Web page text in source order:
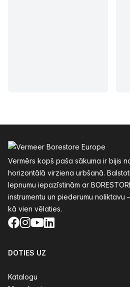
Vermērs kopš paša sākuma ir bijis
horizontālā virziena urbšanā.
lepnumu iepazīstinām ar
instrumentu un piederumu noliktavu
kā vien vēlaties.
Facebook
Instagram
YouTube
LinkedIn
DOTIES UZ
Katalogu